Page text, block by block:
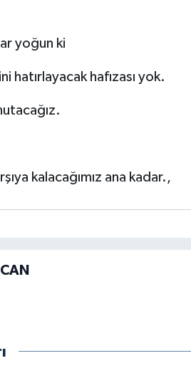
yoğun ki
hatırlayacak hafızası yok.
kalacağımız ana kadar.,